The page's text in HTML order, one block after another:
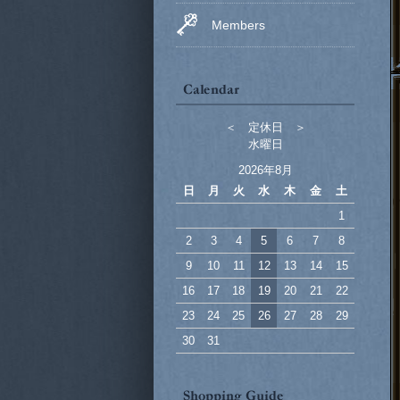
Members
＜ 定休日 ＞
水曜日
2026年8月
日
月 火 水 木 金
土
1
2
3 4 5 6 7
8
9
10 11 12 13 14
15
16
17 18 19 20 21
22
23
24 25 26 27 28
29
30
31